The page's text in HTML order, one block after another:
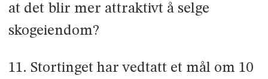
at det blir mer attraktivt å selge
skogeiendom?
11. Stortinget har vedtatt et mål om 10